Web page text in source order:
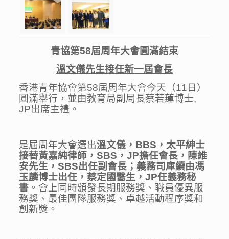
青協第58屆周年大會圓滿結束
溫文儀先生接任新一屆會長
香港青年協會第58屆周年大會今天（11日）
圓滿舉行，並由教育局副局長蔡若蓮博士,
JP出席主禮。
是屆周年大會選出溫文儀， BBS ， 太平紳士
接替黃嘉純律師，SBS ，JP擔任會長 ，陳維
安先生，SBS出任副會長；義務司庫續由馮
玉麟博士出任，蔡定國醫生，JP任義務秘
書 。會上同時頒發長期服務獎、職員優異服
務獎、最佳團隊服務獎、卓越活動程序獎和
創新獎。